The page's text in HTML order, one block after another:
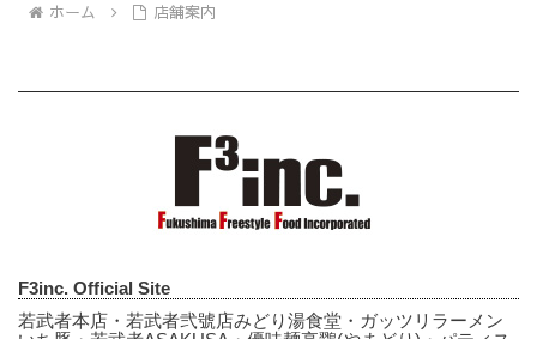
ホーム 店舗案内
F3inc. Official Site
若武者本店・若武者弐號店みどり湯食堂・ガッツリラーメン